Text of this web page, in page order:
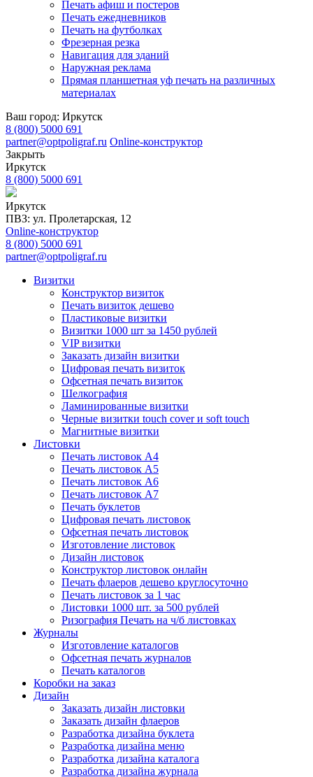
Печать афиш и постеров
Печать ежедневников
Печать на футболках
Фрезерная резка
Навигация для зданий
Наружная реклама
Прямая планшетная уф печать на различных
материалах
Ваш город: Иркутск
8 (800) 5000 691
partner@optpoligraf.ru Online-конструктор
Закрыть
Иркутск
8 (800) 5000 691
Иркутск
ПВЗ: ул. Пролетарская, 12
Online-конструктор
8 (800) 5000 691
partner@optpoligraf.ru
Визитки
Конструктор визиток
Печать визиток дешево
Пластиковые визитки
Визитки 1000 шт за 1450 рублей
VIP визитки
Заказать дизайн визитки
Цифровая печать визиток
Офсетная печать визиток
Шелкография
Ламинированные визитки
Черные визитки touch cover и soft touch
Магнитные визитки
Листовки
Печать листовок А4
Печать листовок А5
Печать листовок А6
Печать листовок А7
Печать буклетов
Цифровая печать листовок
Офсетная печать листовок
Изготовление листовок
Дизайн листовок
Конструктор листовок онлайн
Печать флаеров дешево круглосуточно
Печать листовок за 1 час
Листовки 1000 шт. за 500 рублей
Ризография Печать на ч/б листовках
Журналы
Изготовление каталогов
Офсетная печать журналов
Печать каталогов
Коробки на заказ
Дизайн
Заказать дизайн листовки
Заказать дизайн флаеров
Разработка дизайна буклета
Разработка дизайна меню
Разработка дизайна каталога
Разработка дизайна журнала